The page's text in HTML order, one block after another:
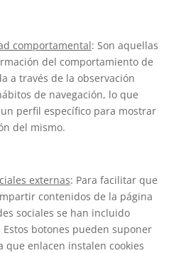
comportamental: Son aquellas
del comportamiento de
a través de la observación
de navegación, lo que
perfil específico para mostrar
del mismo.
externas: Para facilitar que
contenidos de la página
sociales se han incluido
Estos botones pueden suponer
que enlacen instalen cookies